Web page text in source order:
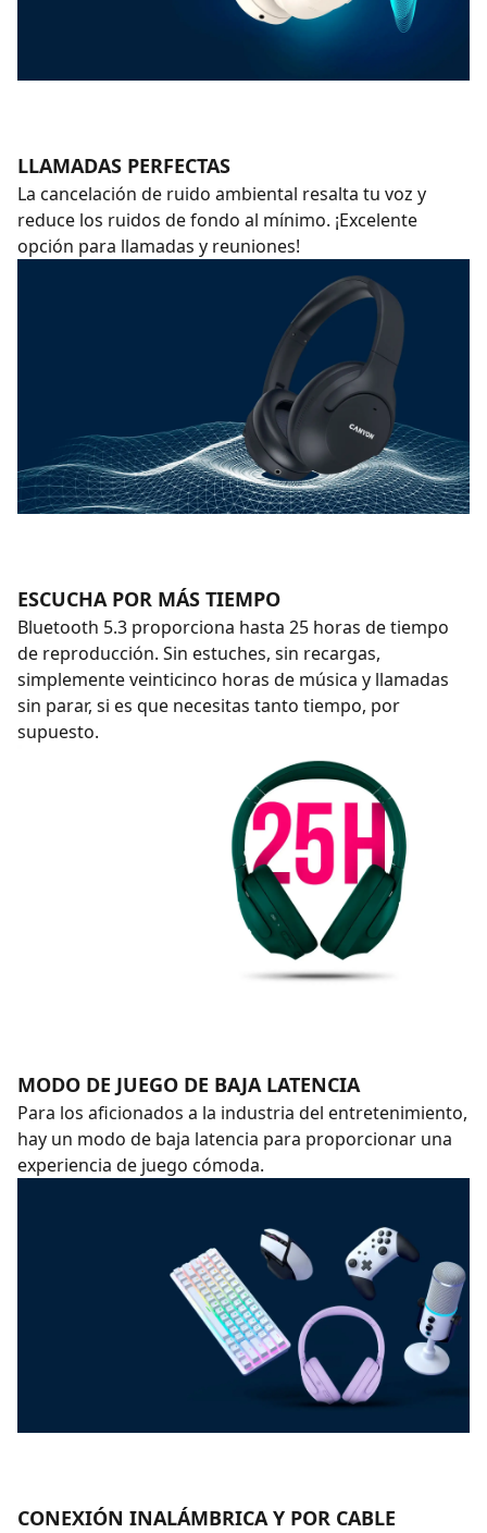
LLAMADAS PERFECTAS
La cancelación de ruido ambiental resalta tu voz y
reduce los ruidos de fondo al mínimo. ¡Excelente
opción para llamadas y reuniones!
ESCUCHA POR MÁS TIEMPO
Bluetooth 5.3 proporciona hasta 25 horas de tiempo
de reproducción. Sin estuches, sin recargas,
simplemente veinticinco horas de música y llamadas
sin parar, si es que necesitas tanto tiempo, por
supuesto.
MODO DE JUEGO DE BAJA LATENCIA
Para los aficionados a la industria del entretenimiento,
hay un modo de baja latencia para proporcionar una
experiencia de juego cómoda.
CONEXIÓN INALÁMBRICA Y POR CABLE